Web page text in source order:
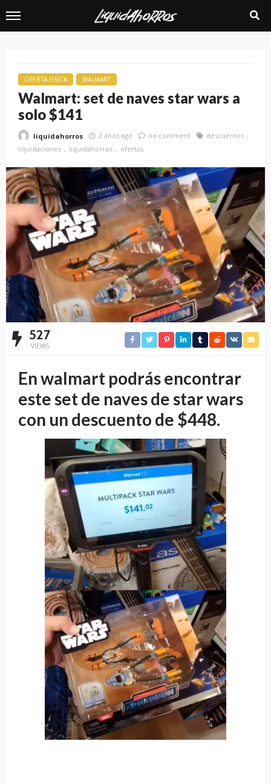
OFERTA FISICA WALMART
Walmart: set de naves star wars a
solo $141
liquidahorros 2 años ago no comment
descuentos
liquidaciones
liquidahorros ofertas
527
VIEWS
En walmart podrás encontrar
este set de naves de star wars
con un descuento de $448.